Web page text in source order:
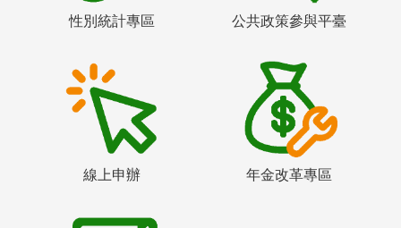
性別統計專區 公共政策參與平臺
線上申辦 年金改革專區